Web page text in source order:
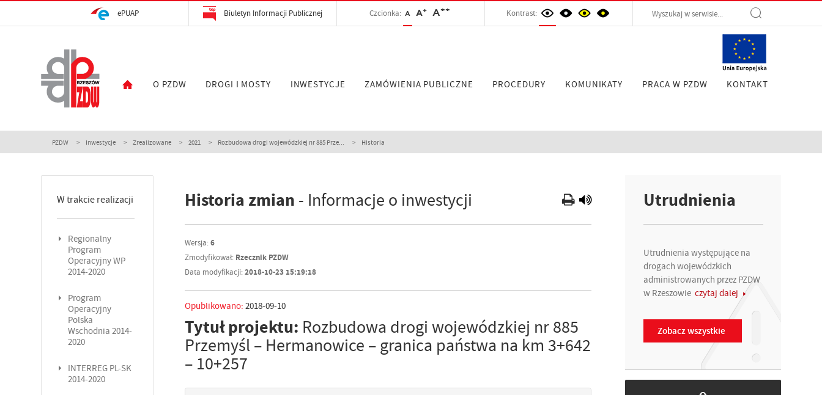
ePUAP Biuletyn Informacji Publicznej Czcionka: A A+ A++ Kontrast:
O PZDW DROGI I MOSTY INWESTYCJE ZAMÓWIENIA PUBLICZNE PROCEDURY KOMUNIKATY PRACA W PZDW KONTAKT
PZDW Inwestycje Zrealizowane 2021 Rozbudowa drogi wojewódzkiej nr 885 Prze... Historia
W trakcie realizacji
Regionalny
Program
Operacyjny WP
2014-2020
Program
Operacyjny
Polska
Wschodnia 2014-
2020
INTERREG PL-SK
2014-2020
Historia zmian - Informacje o inwestycji
Wersja:6
Zmodyfikował: Rzecznik PZDW
Data modyfikacji:2018-10-23 15:19:18
Opublikowano: 2018-09-10
Tytuł projektu: Rozbudowa drogi wojewódzkiej nr 885
Przemyśl – Hermanowice – granica państwa na km 3+642
– 10+257
Utrudnienia
Utrudnienia występujące na
drogach wojewódzkich
administrowanych przez PZDW
w Rzeszowie czytaj dalej
Zobacz wszystkie